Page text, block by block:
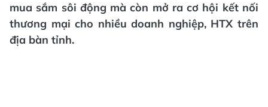
mua sắm sôi động mà còn mở ra cơ hội kết nối
thương mại cho nhiều doanh nghiệp, HTX trên
địa bàn tỉnh.